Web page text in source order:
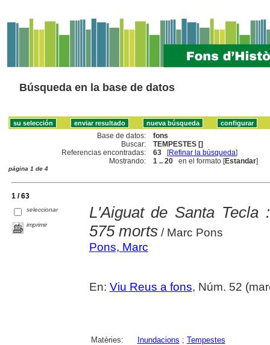
Búsqueda en la base de datos
Base de datos:
fons
Buscar:
TEMPESTES []
Referencias encontradas:
63 [Refinar la búsqueda]
Mostrando:
1 .. 20 en el formato [Estandar]
página 1 de 4
1 / 63
seleccionar
imprimir
L'Aiguat de Santa
575 morts/ Marc Pons
Pons, Marc
En: Viu Reus a fons, Núm. 52
Matèries: Inundacions ; Tempestes